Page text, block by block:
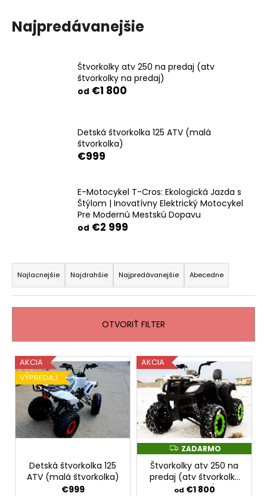
Najpredávanejšie
Štvorkolky atv 250 na predaj (atv
štvorkolky na predaj)
od €1 800
Detská štvorkolka 125 ATV (malá
štvorkolka)
€999
E-Motocykel T-Cros: Ekologická Jazda s
Štýlom | Inovatívny Elektrický Motocykel
Pre Modernú Mestskú Dopavu
od €2 999
R
a
d
e
i
e
p
r
o
d
u
Najlacnejšie Najdrahšie Najpredávanejšie Abecedne
OTVORIŤ FILTER
V
ý
p
s
p
AKCIA
VÝPREDAJ
Detská štvorkolka 125
ATV (malá štvorkolka)
€999
AKCIA
Z
A
D
A
R
M
ZADARMO
Štvorkolky atv 250 na
predaj (atv štvorkolky
na predaj)
od €1 800
VÝKON
A
UDRŽATEĽNOSŤ